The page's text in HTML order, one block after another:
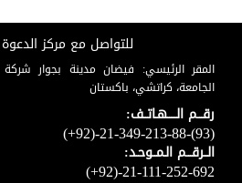
للتواصل مع مركز
المقر الرئيسي: فيضان مدينة بجوار شركة
الجامعة، كراتشي، باكستان
رقـــم الـــــهـاتــف:
(+92)-21-349-213-88-(93)
الــرقـــم الـمــوحـد:
(+92)-21-111-252-692